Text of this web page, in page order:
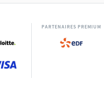
PARTENAIRES PREMIUM